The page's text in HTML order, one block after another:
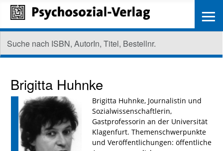
Brigitta Huhnke
Brigitta Huhnke, Journalistin und
Sozialwissenschaftlerin,
Gastprofessorin an der Universität
Klagenfurt. Themenschwerpunkte
und Veröffentlichungen: öffentliche
≡